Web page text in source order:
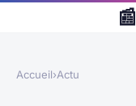
📰
Accueil›Actu